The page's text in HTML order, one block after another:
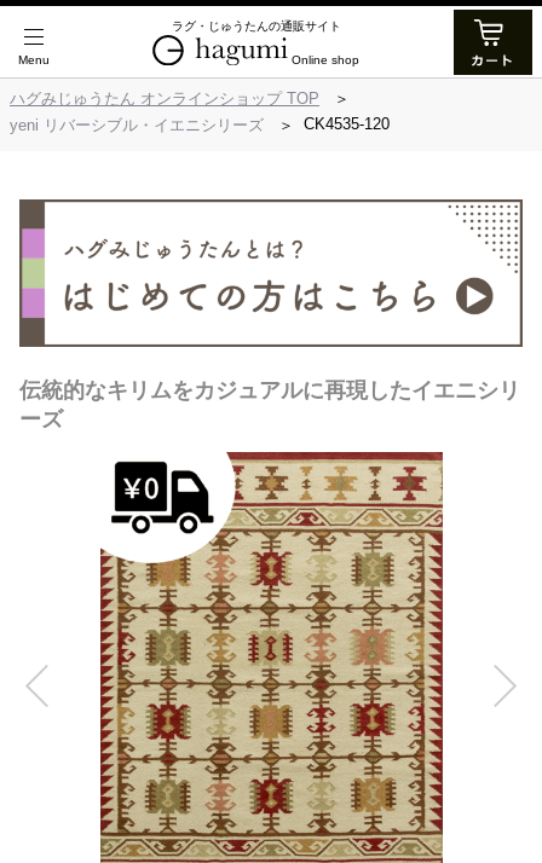
ラグ・じゅうたんの通販サイト
Online shop
ハグみじゅうたん オンラインショップ TOP
yeni リバーシブル・イエニシリーズ
CK4535-120
伝統的なキリムをカジュアルに再現したイエニシリ
ーズ